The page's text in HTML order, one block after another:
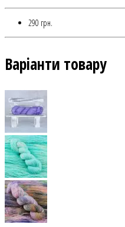
290 грн.
Варіанти товару